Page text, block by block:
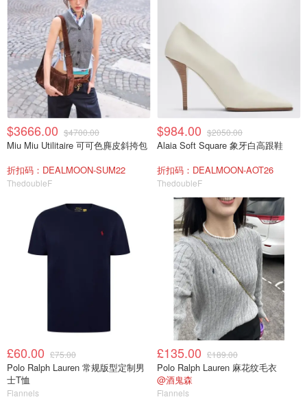
$3666.00 $4700.00
Miu Miu Utilitaire 可可色麂皮斜挎包
折扣码：DEALMOON-SUM22
ThedoubleF
$984.00 $2050.00
Alaia Soft Square 象牙白高跟鞋
折扣码：DEALMOON-AOT26
ThedoubleF
£60.00 £75.00
Polo Ralph Lauren 常规版型定制男
士T恤
Flannels
£135.00 £189.00
Polo Ralph Lauren 麻花纹毛衣
@酒鬼森
Flannels